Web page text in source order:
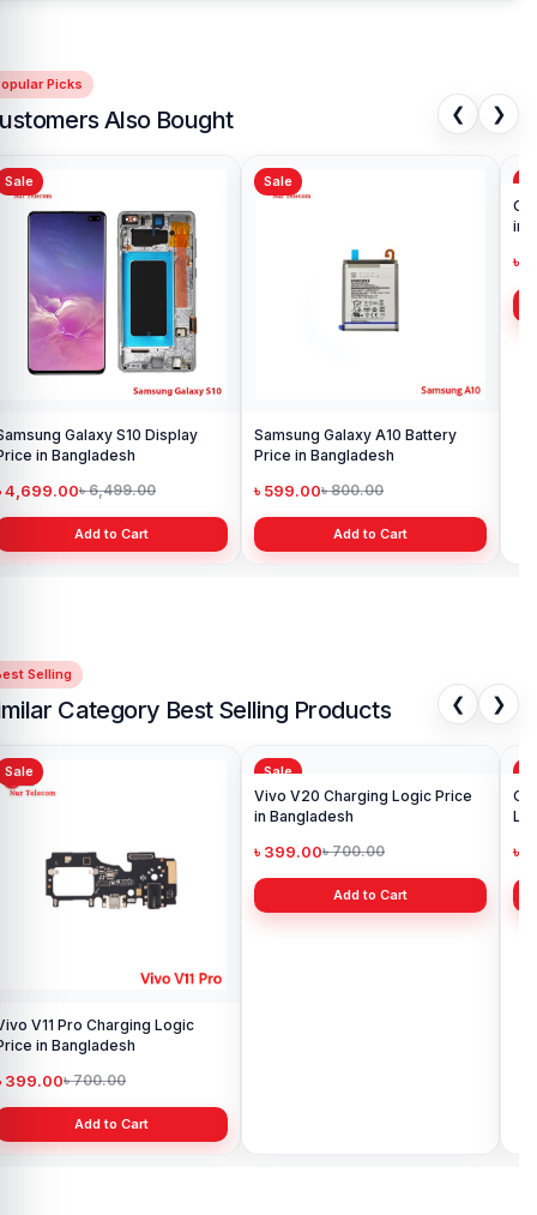
Picks
Also Bought ❮ ❯
Sale
Galaxy S10 Display
in Bangladesh
4,699.00৳ 6,499.00
Add to Cart
Sale
Samsung Galaxy A10 Battery
Price in Bangladesh
৳ 599.00৳ 800.00
Add to Cart
Selling
Category Best Selling Products ❮ ❯
Sale
V11 Pro Charging Logic
in Bangladesh
399.00৳ 700.00
Add to Cart
Sale